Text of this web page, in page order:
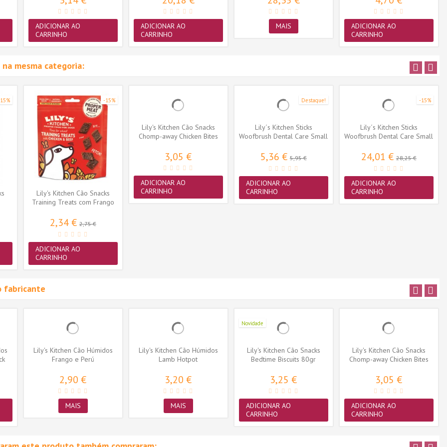
ADICIONAR AO
CARRINHO
ADICIONAR AO
CARRINHO
MAIS
ADICIONAR AO
CARRINHO
mesma categoria:
-15%
Lily's Kitchen Cão Snacks
Training Treats com Frango
2,34 €2,75 €
ADICIONAR AO
CARRINHO
Lily's Kitchen Cão Snacks
Chomp-away Chicken Bites
3,05 €
ADICIONAR AO
CARRINHO
Destaque!
Lily´s Kitchen Sticks
Woofbrush Dental Care Small
5,36 €5,95 €
ADICIONAR AO
CARRINHO
-15%
Lily´s Kitchen Sticks
Woofbrush Dental Care Small
24,01 €28,25 €
ADICIONAR AO
CARRINHO
fabricante
Lily's Kitchen Cão Húmidos
Frango e Perú
2,90 €
MAIS
Lily's Kitchen Cão Húmidos
Lamb Hotpot
3,20 €
MAIS
Novidade
Lily's Kitchen Cão Snacks
Bedtime Biscuits 80gr
3,25 €
ADICIONAR AO
CARRINHO
Lily's Kitchen Cão Snacks
Chomp-away Chicken Bites
3,05 €
ADICIONAR AO
CARRINHO